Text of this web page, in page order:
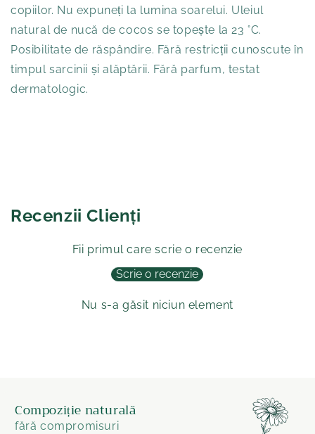
copiilor. Nu expuneți la lumina soarelui. Uleiul
natural de nucă de cocos se topește la 23 °C.
Posibilitate de răspândire. Fără restricții cunoscute în
timpul sarcinii și alăptării. Fără parfum, testat
dermatologic.
Recenzii Clienți
Fii primul care scrie o recenzie
Scrie o recenzie
Nu s-a găsit niciun element
Compoziție naturală
fără compromisuri